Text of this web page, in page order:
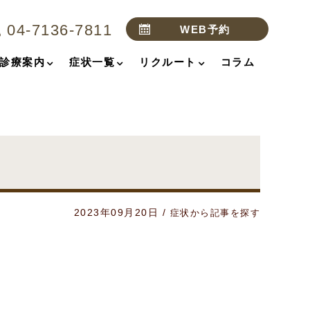
04-7136-7811 WEB予約
診療案内 症状一覧 リクルート コラム
2023年09月20日 / 症状から記事を探す